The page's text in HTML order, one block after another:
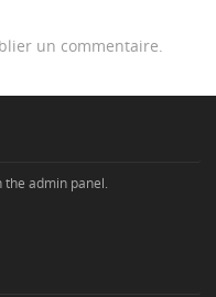
un commentaire.
admin panel.